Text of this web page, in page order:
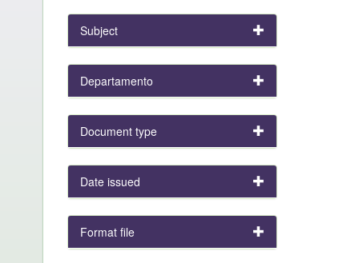
Subject
Departamento
Document type
Date issued
Format file